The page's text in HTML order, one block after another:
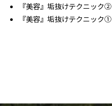
『美容』垢抜けテクニック②
『美容』垢抜けテクニック①